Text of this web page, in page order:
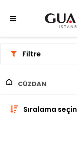
Filtre
CÜZDAN
Sıralama seçin